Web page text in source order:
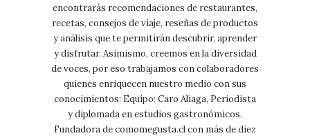
encontrarás recomendaciones de restaurantes,
recetas, consejos de viaje, reseñas de productos
y análisis que te permitirán descubrir, aprender
y disfrutar. Asimismo, creemos en la diversidad
de voces, por eso trabajamos con colaboradores
quienes enriquecen nuestro medio con sus
conocimientos: Equipo: Caro Aliaga, Periodista
y diplomada en estudios gastronómicos.
Fundadora de comomegusta.cl con más de diez